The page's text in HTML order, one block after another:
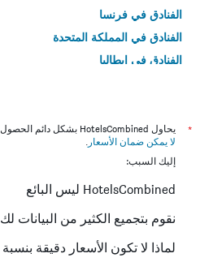
الفنادق في فرنسا
الفنادق في المملكة المتحدة
الفنادق في إيطاليا
*
يحاول HotelsCombined بشكل دائم الحصول على الأسعار الدقيقة، ولكن
لا يمكن ضمان الأسعار .
إليك السبب:
HotelsCombined ليس البائع
نقوم بتجميع الكثير من البيانات لك
لماذا لا تكون الأسعار دقيقة بنسبة 100٪؟